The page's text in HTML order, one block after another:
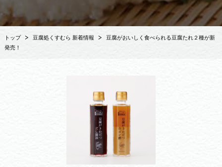
トップ 豆腐処くすむら 新着情報
豆腐がおいしく食べられる豆腐たれ２種が新
発売！